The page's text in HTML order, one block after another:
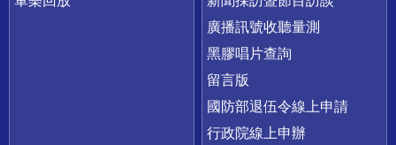
廣播訊號收聽量測
黑膠唱片查詢
留言版
國防部退伍令線上申請
行政院線上申辦